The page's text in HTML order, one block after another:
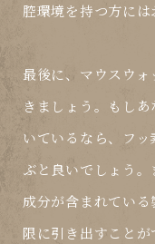
腔環境を持つ方には
最後に、マウスウ
きましょう。もし
いているなら、フ
ぶと良いでしょう
成分が含まれてい
限に引き出すこと